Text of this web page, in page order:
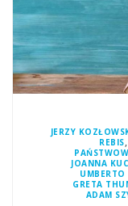
JERZY
REBIS,
JOANNA
UMBERTO
GRETA
ADAM